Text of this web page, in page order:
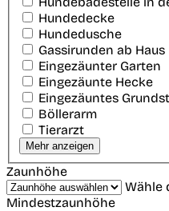
Hundedecke
Hundedusche
Gassirunden ab Haus
Eingezäunter Garten
Eingezäunte Hecke
Eingezäuntes
Böllerarm
Tierarzt
Mehr anzeigen
Zaunhöhe
Wähle
Mindestzaunhöhe